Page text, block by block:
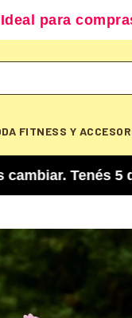
Ideal para
FITNESS Y
5 días